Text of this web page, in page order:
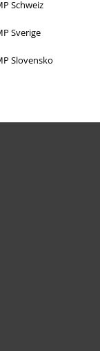
Schweiz
Sverige
Slovensko